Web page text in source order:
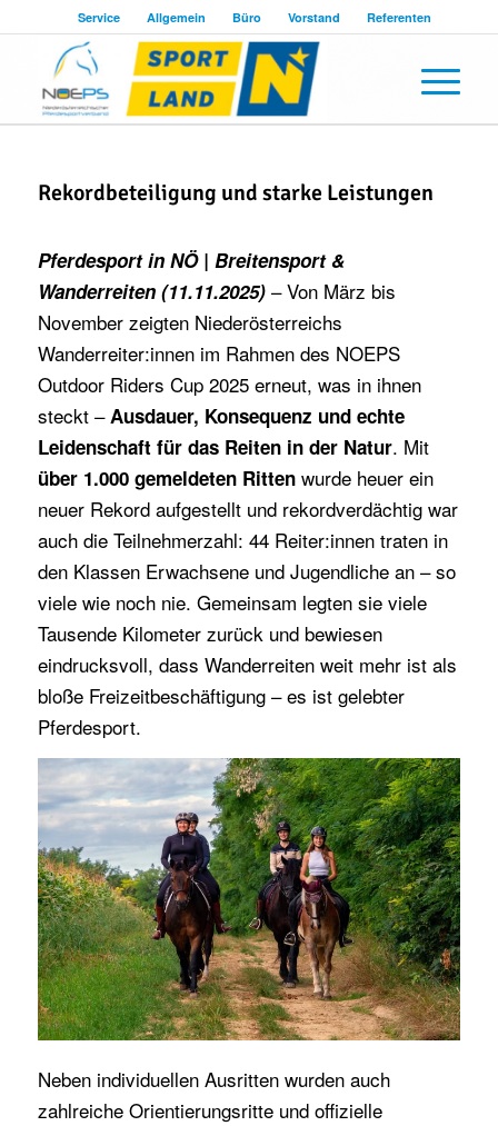
Service Allgemein Büro Vorstand Referenten
Rekordbeteiligung und starke Leistungen
Pferdesport in NÖ | Breitensport &
Wanderreiten (11.11.2025)– Von März bis
November zeigten Niederösterreichs
Wanderreiter:innen im Rahmen des NOEPS
Outdoor Riders Cup 2025 erneut, was in ihnen
steckt – Ausdauer, Konsequenz und echte
Leidenschaft für das Reiten in der Natur. Mit
über 1.000 gemeldeten Rittenwurde heuer ein
neuer Rekord aufgestellt und rekordverdächtig war
auch die Teilnehmerzahl: 44 Reiter:innen traten in
den Klassen Erwachsene und Jugendliche an – so
viele wie noch nie. Gemeinsam legten sie viele
Tausende Kilometer zurück und bewiesen
eindrucksvoll, dass Wanderreiten weit mehr ist als
bloße Freizeitbeschäftigung – es ist gelebter
Pferdesport.
Neben individuellen Ausritten wurden auch
zahlreiche Orientierungsritte und offizielle